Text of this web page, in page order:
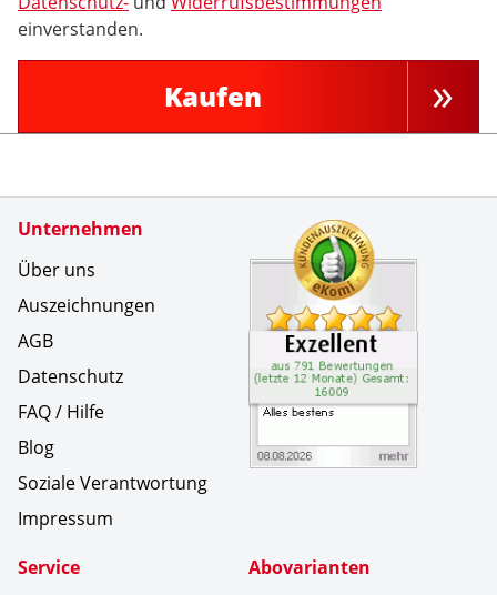
einverstanden.
Kaufen
Unternehmen
Über uns
Auszeichnungen
AGB
Datenschutz
FAQ / Hilfe
Blog
Soziale Verantwortung
Impressum
Service
Abovarianten
Zertifikate